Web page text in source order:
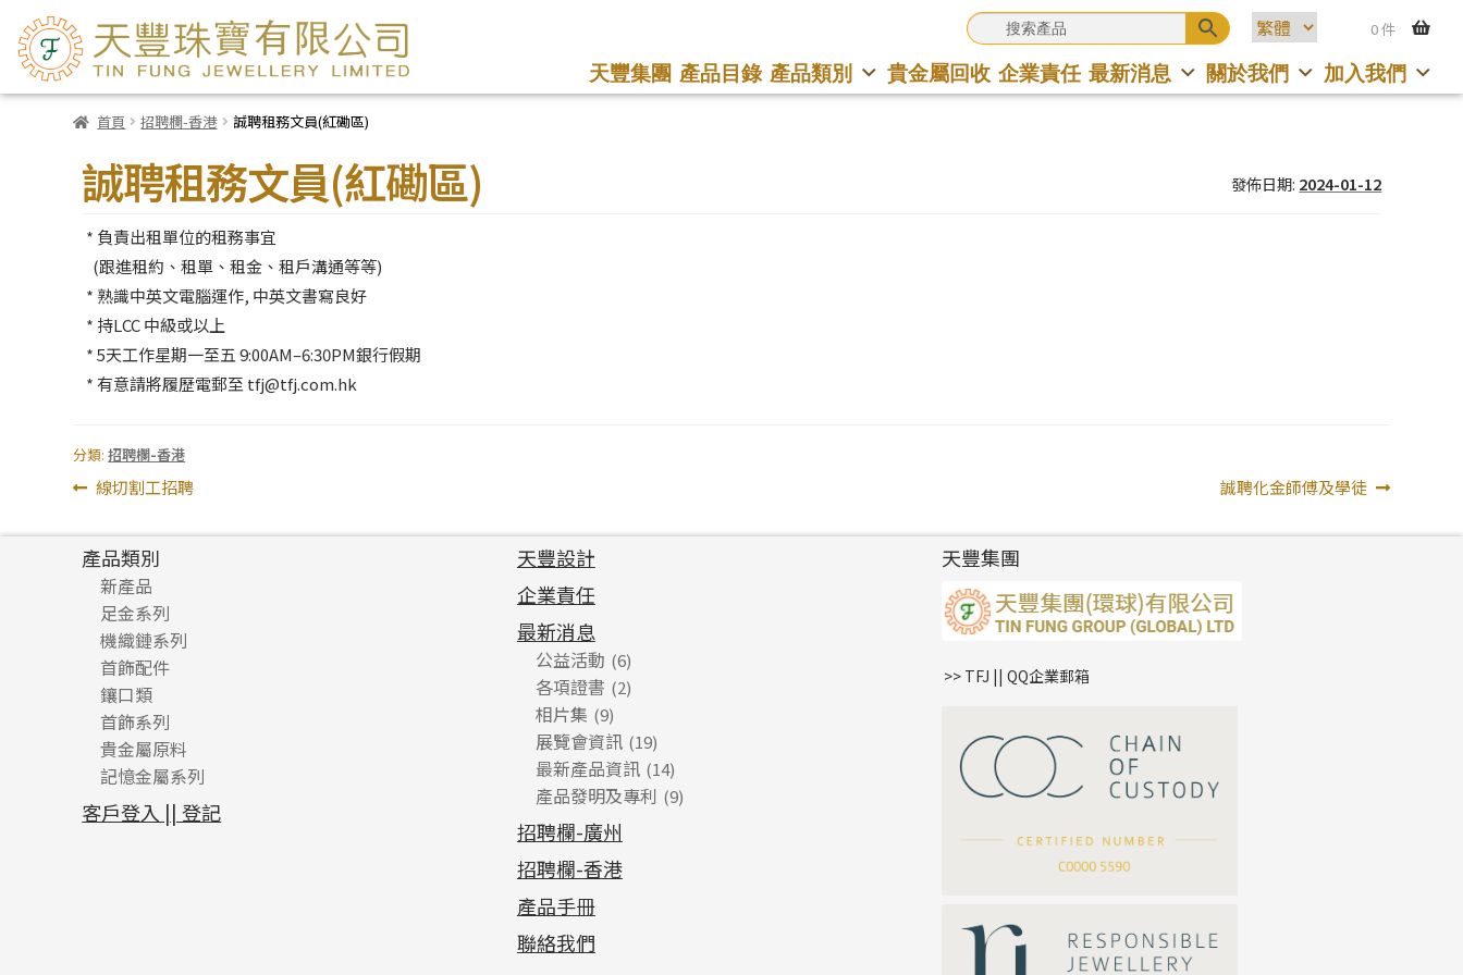
0 件
天豐集團 產品目錄 產品類別 貴金屬回收 企業責任 最新消息 關於我們 加入我們
首頁 招聘欄-香港 誠聘租務文員(紅磡區)
發佈日期: 2024-01-12
誠聘租務文員(紅磡區)
* 負責出租單位的租務事宜
(跟進租約、租單、租金、租戶溝通等等)
* 熟識中英文電腦運作, 中英文書寫良好
* 持LCC 中級或以上
*5天工作星期一至五 9:00AM–6:30PM銀行假期
*有意請將履歷電郵至tfj@tfj.com.hk
分類:招聘欄-香港
文
章
導
覽
上
篇
文
章:
線切割工招聘
下
篇
章:
誠聘化金師傅及學徒
*你的名字
公司名稱
產品類別
新產品
足金系列
足金配件
機織鏈系列
珠仔鏈
镶口链
管狀網鏈
十字車花鏈系列
十字閃O鏈系列
十字錘打鏈系列
側身車花鏈系列
首飾配件
耳環類配件
卷迫系列
螺絲迫系列
梅花迫系列
平臺迫系列
綫拍系列
鏈類配件
動感車花吊墜
調節珠系列
生圈扣系列
龍蝦扣系列
其他類配件
珠盤系列
袖口鈕系列
焊片及鐳射綫
珠類配件
無孔光身珠
空心光身珠
鑲口類
四爪頭系列
六爪頭系列
車花片
動感車花片
鑲口戒指
首飾系列
手镯系列
戒指系列
空心耳環
空心车花管首饰链
貴金屬原料
千足金
記憶金屬系列
記憶戒指
拉簧珠珠手鏈
客戶登入 || 登記
天豐設計
企業責任
最新消息
公益活動 (6)
各項證書 (2)
相片集 (9)
展覽會資訊 (19)
最新產品資訊 (14)
產品發明及專利 (9)
招聘欄-廣州
招聘欄-香港
產品手冊
聯絡我們
天豐集團
>> TFJ || QQ企業郵箱